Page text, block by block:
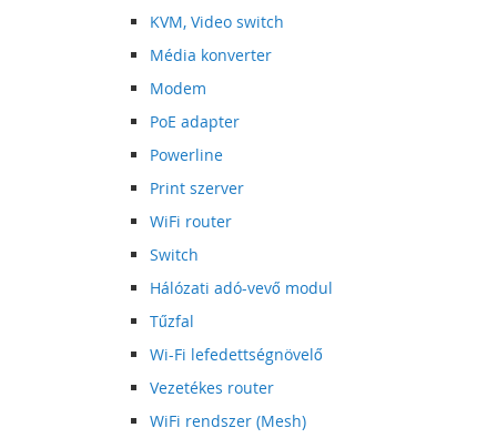
KVM, Video switch
Média konverter
Modem
PoE adapter
Powerline
Print szerver
WiFi router
Switch
Hálózati adó-vevő modul
Tűzfal
Wi-Fi lefedettségnövelő
Vezetékes router
WiFi rendszer (Mesh)